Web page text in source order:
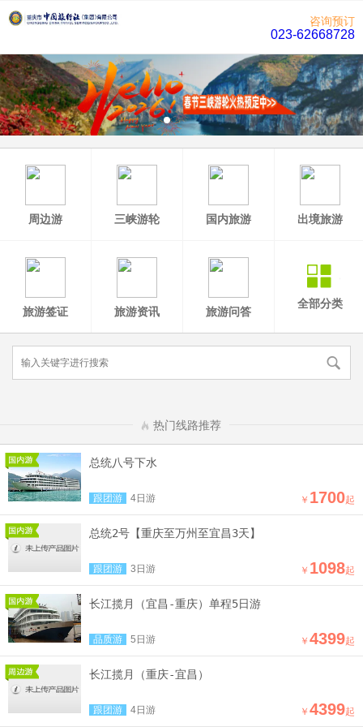
咨询预订
023-62668728
周边游 三峡游轮 国内旅游 出境旅游
旅游签证 旅游资讯 旅游问答
全部分类
热门线路推荐
总统八号下水
跟团游 4日游 ￥ 1700起
总统2号【重庆至万州至宜昌3天】
跟团游 3日游 ￥ 1098起
长江揽月（宜昌-重庆）单程5日游
品质游 5日游 ￥ 4399起
长江揽月（重庆-宜昌）
跟团游 4日游 ￥ 4399起